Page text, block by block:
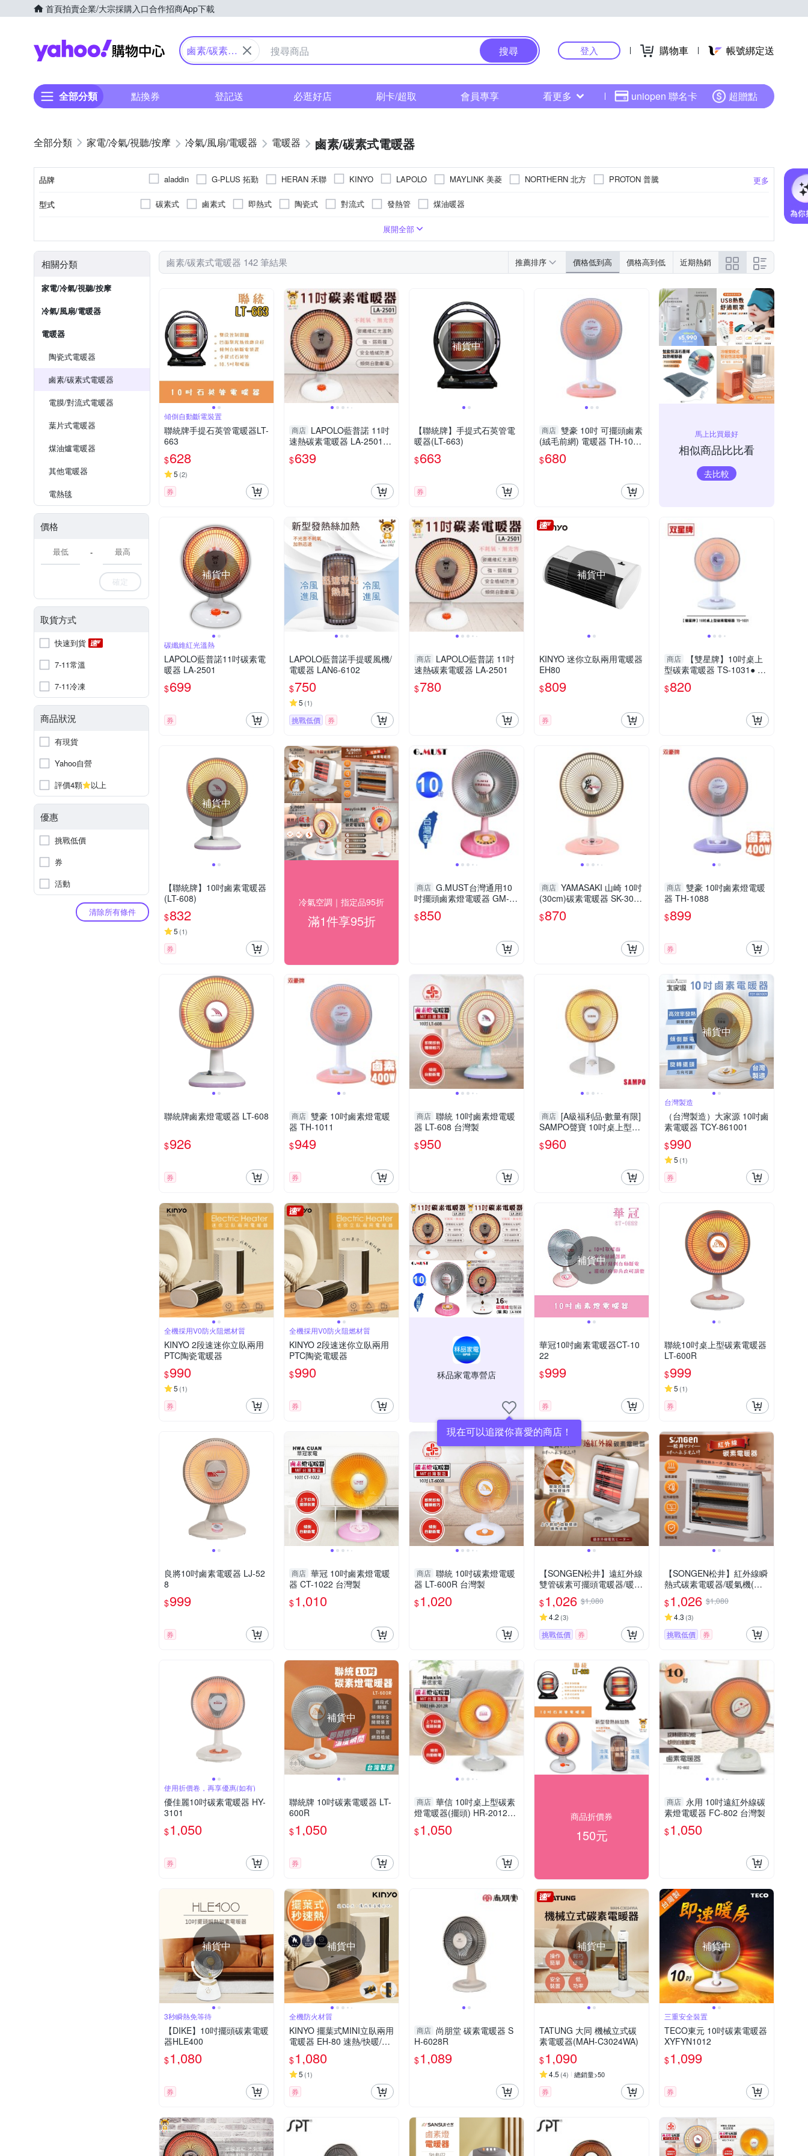
首頁拍賣企業/大宗採購入口合作招商App下載
Yahoo購物中心
鹵素/碳素式
搜尋 登入 購物車 帳號綁定送
全部分類 點換券 登記送 必逛好店 刷卡/超取 會員專享 看更多 uniopen 聯名卡 超贈點
家電/冷氣/視聽/按摩 冷氣/風扇/電暖器 電暖器 鹵素/碳素式電暖器
品牌 更多
aladdin G-PLUS 拓勤 HERAN 禾聯 KINYO LAPOLO MAYLINK 美菱 NORTHERN 北方
PROTON 普騰
SAMPO 聲寶
SPT 尚朋堂 SUPA FINE 勳風 SONGEN 松井 TATUNG 大同
型式 碳素式 鹵素式 即熱式 陶瓷式 對流式 發熱管 煤油暖器
展開全部
相關分類
家電/冷氣/視聽/按摩
冷氣/風扇/電暖器
電暖器
陶瓷式電暖器
鹵素/碳素式電暖器
電膜/對流式電暖器
葉片式電暖器
煤油爐電暖器
其他電暖器
電熱毯
價格
-
確定
取貨方式
快速到貨
7-11常溫
7-11冷凍
商品狀況
有現貨
Yahoo自營
評價4顆
以上
優惠
挑戰低價
券
活動
清除所有條件
鹵素/碳素式電暖器 142 筆結果 推薦排序 價格低到高 價格高到低 近期熱銷
傾倒自動斷電裝置
聯統牌手提石英管電暖器LT-
663
$628
5 (2)
券
商店 LAPOLO藍普諾 11吋
速熱碳素電暖器 LA-2501
(限超商取貨)
$639
補貨中
【聯統牌】手提式石英管電
暖器(LT-663)
$663
券
商店 雙豪 10吋 可擺頭鹵素
(絨毛前網) 電暖器 TH-101 /
TH-1011 台灣製造
$680
馬上比買最好
相似商品比比看
去比較
補貨中
碳纖維紅光溫熱
LAPOLO藍普諾11吋碳素電
暖器 LA-2501
$699
券
LAPOLO藍普諾手提暖風機/
電暖器 LAN6-6102
$750
5 (1)
挑戰低價 券
商店 LAPOLO藍普諾 11吋
速熱碳素電暖器 LA-2501
$780
補貨中
KINYO 迷你立臥兩用電暖器
EH80
$809
券
商店
【雙星牌】10吋桌上
型碳素電暖器 TS-1031● 台
灣製造 ●
$820
補貨中
【聯統牌】10吋鹵素電暖器
(LT-608)
$832
5 (1)
券
冷氣空調｜指定品95折
滿1件享95折
商店 G.MUST台灣通用10
吋擺頭鹵素燈電暖器 GM-35
10~台灣製造
$850
商店 YAMASAKI 山崎 10吋
(30cm)碳素電暖器 SK-305
DC 台灣製造
$870
商店 雙豪 10吋鹵素燈電暖
器 TH-1088
$899
券
聯統牌鹵素燈電暖器 LT-608
$926
券
商店 雙豪 10吋鹵素燈電暖
器 TH-1011
$949
券
商店 聯統 10吋鹵素燈電暖
器 LT-608 台灣製
$950
商店 [A級福利品‧數量有限]
SAMPO聲寶 10吋桌上型紅
外線電暖器 HX-FD10F
$960
補貨中
台灣製造
（台灣製造）大家源 10吋鹵
素電暖器 TCY-861001
$990
5 (1)
券
全機採用V0防火阻燃材質
KINYO 2段速迷你立臥兩用
PTC陶瓷電暖器
$990
5 (1)
券
全機採用V0防火阻燃材質
KINYO 2段速迷你立臥兩用
PTC陶瓷電暖器
$990
券
秝品家電專營店
現在可以追蹤你喜愛的商店！
補貨中
華冠10吋鹵素電暖器CT-10
22
$999
券
聯統10吋桌上型碳素電暖器
LT-600R
$999
5 (1)
券
良將10吋鹵素電暖器 LJ-52
8
$999
券
商店 華冠 10吋鹵素燈電暖
器 CT-1022 台灣製
$1,010
商店 聯統 10吋碳素燈電暖
器 LT-600R 台灣製
$1,020
【SONGEN松井】遠紅外線
雙管碳素可擺頭電暖器/暖氣
機(ML-D605TY)
$1,026 $1,080
4.2 (3)
挑戰低價 券
【SONGEN松井】紅外線瞬
熱式碳素電暖器/暖氣機(ML-
D230TY)
$1,026 $1,080
4.3 (3)
挑戰低價 券
使用折價卷，再享優惠(如有)
優佳麗10吋碳素電暖器 HY-
3101
$1,050
券
補貨中
聯統牌 10吋碳素電暖器 LT-
600R
$1,050
券
商店 華信 10吋桌上型碳素
燈電暖器(擺頭) HR-2012R
台灣製
$1,050
商品折價券
150元
商店 永用 10吋遠紅外線碳
素燈電暖器 FC-802 台灣製
$1,050
補貨中
3秒瞬熱免等待
【DIKE】10吋擺頭碳素電暖
器HLE400
$1,080
券
補貨中
全機防火材質
KINYO 擺葉式MINI立臥兩用
電暖器 EH-80 速熱/快暖/安
$1,080
5 (1)
券
商店 尚朋堂 碳素電暖器 S
H-6028R
$1,089
補貨中
TATUNG 大同 機械立式碳
素電暖器(MAH-C3024WA)
$1,090
4.5 (4) 總銷量>50
券
補貨中
三重安全裝置
TECO東元 10吋碳素電暖器
XYFYN1012
$1,099
券